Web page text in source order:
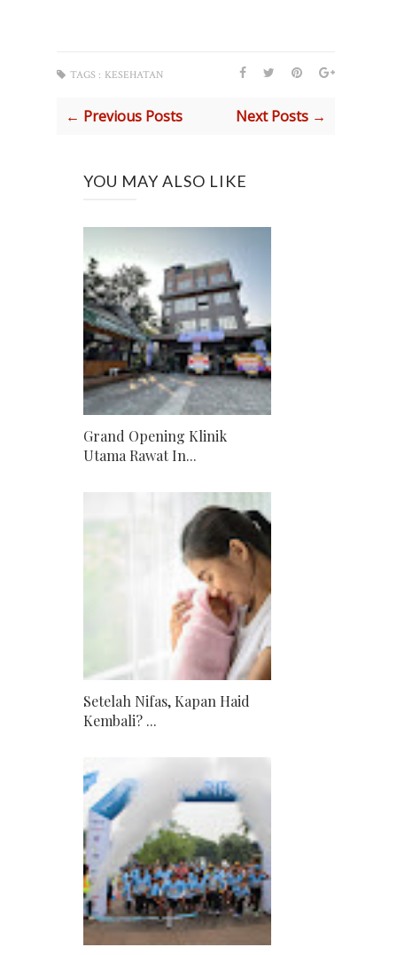
TAGS : KESEHATAN
← Previous Posts Next Posts →
YOU MAY ALSO LIKE
Grand Opening Klinik
Utama Rawat In...
Setelah Nifas, Kapan Haid
Kembali? ...